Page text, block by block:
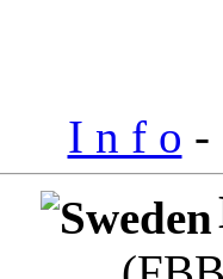
I n f o -